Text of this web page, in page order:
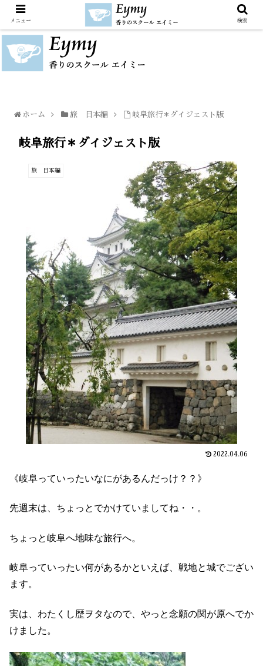
ホーム 旅 日本編 岐阜旅行＊ダイジェスト版
岐阜旅行＊ダイジェスト版
旅 日本編
2022.04.06
《岐阜っていったいなにがあるんだっけ？？》
先週末は、ちょっとでかけていましてね・・。
ちょっと岐阜へ地味な旅行へ。
岐阜っていったい何があるかといえば、戦地と城でござい
ます。
実は、わたくし歴ヲタなので、やっと念願の関が原へでか
けました。
メニュー 検索